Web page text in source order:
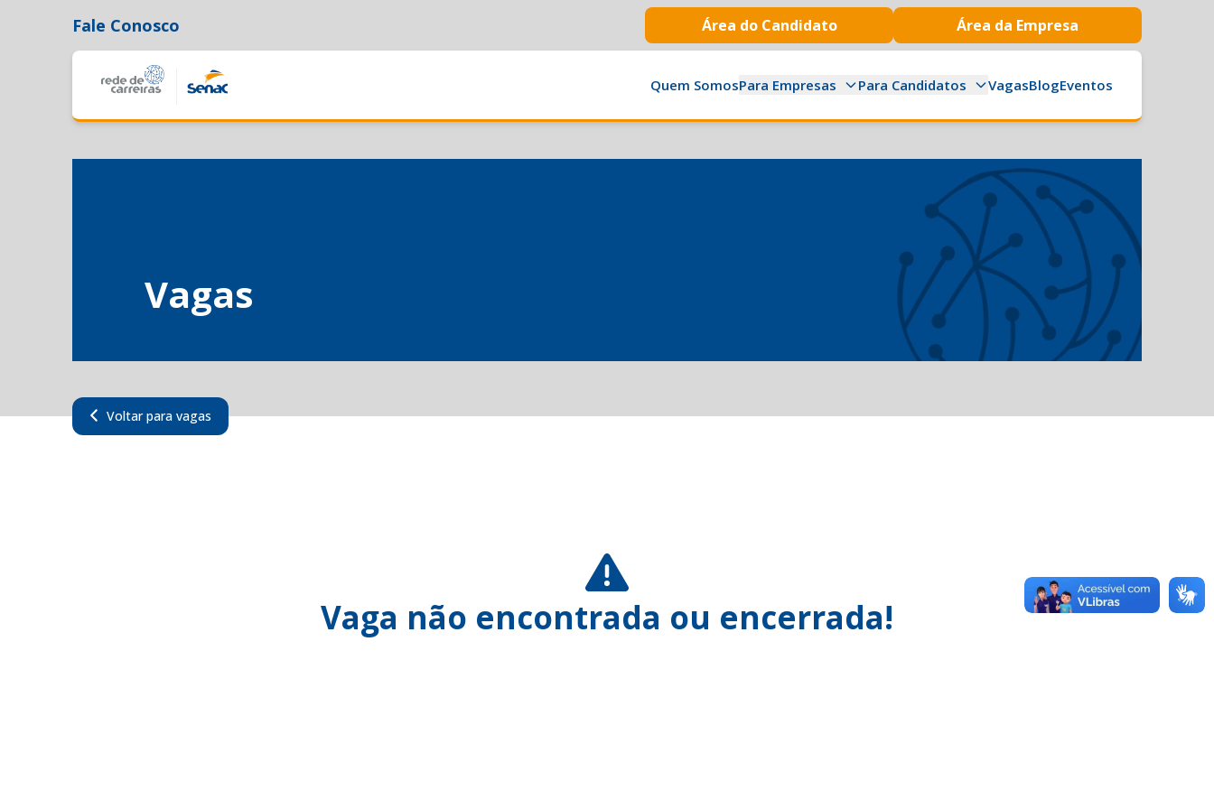
Fale Conosco Área do Candidato Área da Empresa
Quem SomosPara Empresas Para Candidatos VagasBlogEventos
Vagas
Voltar para vagas
Vaga não encontrada ou encerrada!